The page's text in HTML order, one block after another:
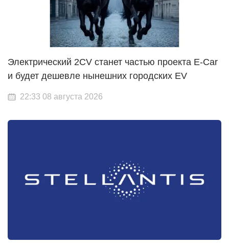
Электрический 2CV станет частью проекта E-Car
и будет дешевле нынешних городских EV
22:33 08 августа 2026